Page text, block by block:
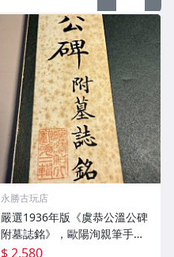
永勝古玩店
嚴選1936年版《虞恭公溫公碑
附墓誌銘》，歐陽洵親筆手
跡，典藏歷史與書法珍品 唐史
$ 2,580